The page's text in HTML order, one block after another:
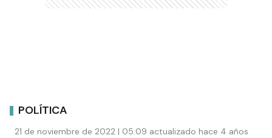
POLÍTICA
21 de noviembre de 2022 | 05:09 actualizado hace 4 años